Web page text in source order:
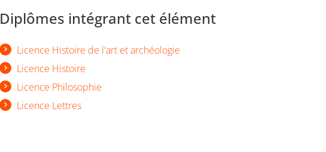
Diplômes intégrant cet élément
Licence Histoire de l'art et archéologie
Licence Histoire
Licence Philosophie
Licence Lettres